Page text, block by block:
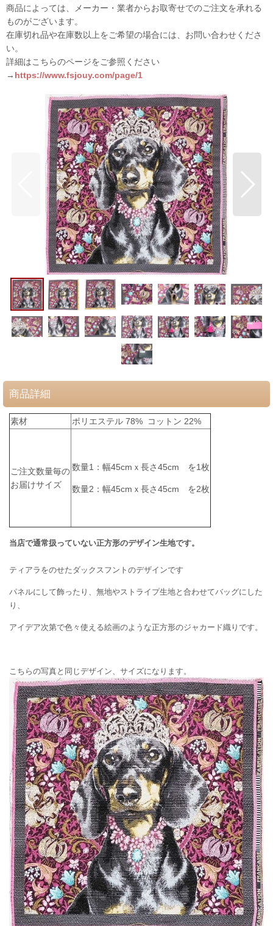
商品によっては、メーカー・業者からお取寄せでのご注文を承れる
ものがございます。
在庫切れ品や在庫数以上をご希望の場合には、お問い合わせくださ
い。
詳細はこちらのページをご参照ください
→ https://www.fsjouy.com/page/1
商品詳細
素材 ポリエステル 78% コットン 22%
ご注文数量毎の
お届けサイズ
数量1：幅45cmｘ長さ45cm を1枚
数量2： 幅45cmｘ長さ45cm を2枚
当店で通常扱っていない正方形のデザイン生地です。
ティアラをのせたダックスフントのデザインです
パネルにして飾ったり、無地やストライプ生地と合わせてバッグにした
り、
アイデア次第で色々使える絵画のような正方形のジャカード織りです。
こちらの写真と同じデザイン、サイズになります。